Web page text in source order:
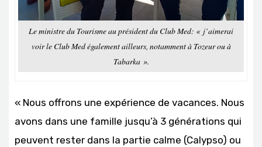
Le ministre du Tourisme au président du Club Med: « j’aimerai
voir le Club Med également ailleurs, notamment à Tozeur ou à
Tabarka ».
« Nous offrons une expérience de vacances. Nous
avons dans une famille jusqu’à 3 générations qui
peuvent rester dans la partie calme (Calypso) ou